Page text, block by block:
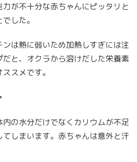
が不十分な赤ちゃんにピッタリと
した。
は熱に弱いため加熱しすぎには注
と、オクラから溶けだした栄養素
スメです。
の水分だけでなくカリウムが不足
てしまいます。赤ちゃんは意外と汗